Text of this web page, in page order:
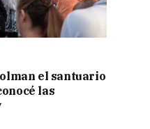
el santuario
las